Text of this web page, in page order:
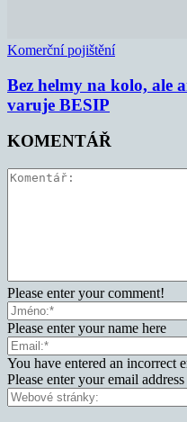
Komerční pojištění
Bez helmy na kolo, ale
varuje BESIP
KOMENTÁŘ
Please enter your comment!
Please enter your name here
You have entered an incorrect
Please enter your email address